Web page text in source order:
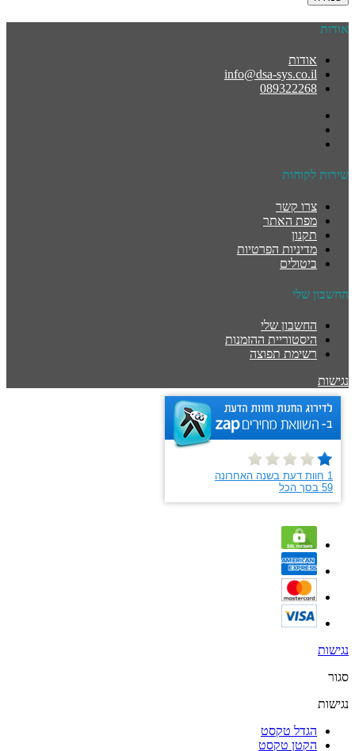
אודות
אודות
info@dsa-sys.co.il
089322268
שירות לקוחות
צרו קשר
מפת האתר
תקנון
מדיניות הפרטיות
ביטולים
החשבון שלי
החשבון שלי
היסטוריית ההזמנות
רשימת תפוצה
נגישות
נגישות
סגור
נגישות
הגדל טקסט
הקטן טקסט